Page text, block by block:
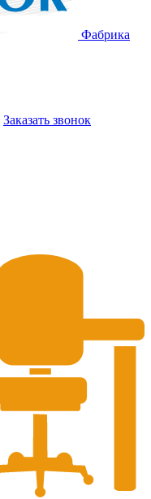
Фабрика
Заказать звонок